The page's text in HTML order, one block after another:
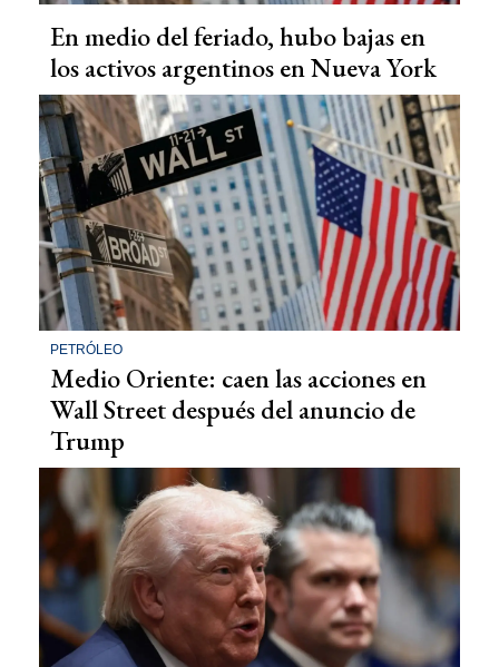
En medio del feriado, hubo bajas en
los activos argentinos en Nueva York
PETRÓLEO
Medio Oriente: caen las acciones en
Wall Street después del anuncio de
Trump